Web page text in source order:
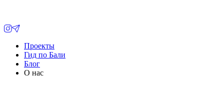
Проекты
Гид по Бали
Блог
О нас